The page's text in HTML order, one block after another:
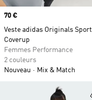
Prix
70 €
Veste adidas Originals Sport
Coverup
Femmes Performance
2 couleurs
Nouveau
Mix & Match